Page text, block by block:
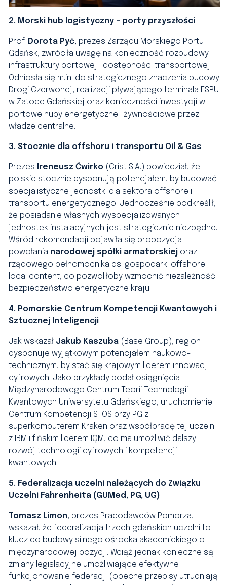
2. Morski hub logistyczny – porty przyszłości
Prof. Dorota Pyć, prezes Zarządu Morskiego Portu
Gdańsk, zwróciła uwagę na konieczność rozbudowy
infrastruktury portowej i dostępności transportowej.
Odniosła się m.in. do strategicznego znaczenia budowy
Drogi Czerwonej, realizacji pływającego terminala FSRU
w Zatoce Gdańskiej oraz konieczności inwestycji w
portowe huby energetyczne i żywnościowe przez
władze centralne.
3. Stocznie dla offshoru i transportu Oil & Gas
Prezes Ireneusz Ćwirko (Crist S.A.) powiedział, że
polskie stocznie dysponują potencjałem, by budować
specjalistyczne jednostki dla sektora offshore i
transportu energetycznego. Jednocześnie podkreślił,
że posiadanie własnych wyspecjalizowanych
jednostek instalacyjnych jest strategicznie niezbędne.
Wśród rekomendacji pojawiła się propozycja
powołania narodowej spółki armatorskiej oraz
rządowego pełnomocnika ds. gospodarki offshore i
local content, co pozwoliłoby wzmocnić niezależność i
bezpieczeństwo energetyczne kraju.
4. Pomorskie Centrum Kompetencji Kwantowych i
Sztucznej Inteligencji
Jak wskazał Jakub Kaszuba (Base Group), region
dysponuje wyjątkowym potencjałem naukowo-
technicznym, by stać się krajowym liderem innowacji
cyfrowych. Jako przykłady podał osiągnięcia
Międzynarodowego Centrum Teorii Technologii
Kwantowych Uniwersytetu Gdańskiego, uruchomienie
Centrum Kompetencji STOS przy PG z
superkomputerem Kraken oraz współpracę tej uczelni
z IBM i fińskim liderem IQM, co ma umożliwić dalszy
rozwój technologii cyfrowych i kompetencji
kwantowych.
5. Federalizacja uczelni należących do Związku
Uczelni Fahrenheita (GUMed, PG, UG)
Tomasz Limon, prezes Pracodawców Pomorza,
wskazał, że federalizacja trzech gdańskich uczelni to
klucz do budowy silnego ośrodka akademickiego o
międzynarodowej pozycji. Wciąż jednak konieczne są
zmiany legislacyjne umożliwiające efektywne
funkcjonowanie federacji (obecne przepisy utrudniają